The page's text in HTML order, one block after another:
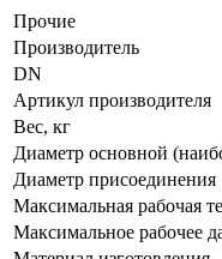
Прочие
Производитель
DN
Артикул производителя
Вес, кг
Диаметр основной
Диаметр присоединения
Максимальная рабочая
Максимальное рабочее